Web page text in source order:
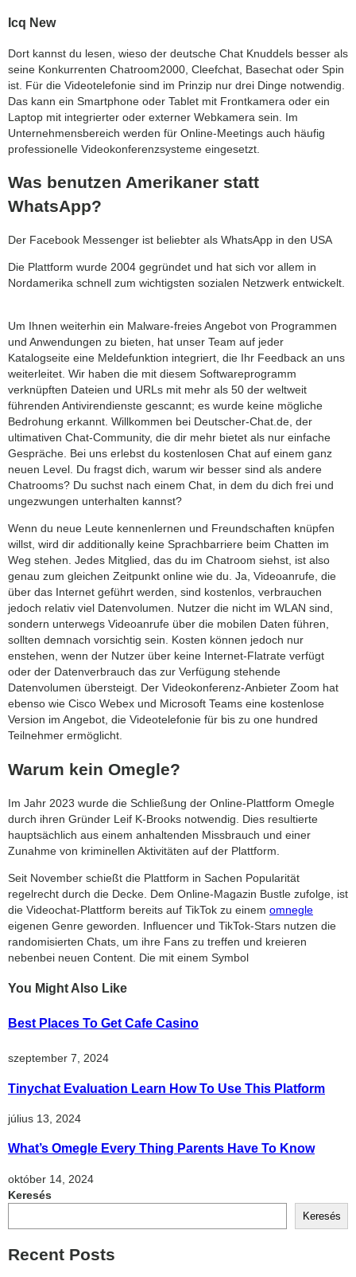
Icq New
Dort kannst du lesen, wieso der deutsche Chat Knuddels besser als
seine Konkurrenten Chatroom2000, Cleefchat, Basechat oder Spin
ist. Für die Videotelefonie sind im Prinzip nur drei Dinge notwendig.
Das kann ein Smartphone oder Tablet mit Frontkamera oder ein
Laptop mit integrierter oder externer Webkamera sein. Im
Unternehmensbereich werden für Online-Meetings auch häufig
professionelle Videokonferenzsysteme eingesetzt.
Was benutzen Amerikaner statt
WhatsApp?
Der Facebook Messenger ist beliebter als WhatsApp in den USA
Die Plattform wurde 2004 gegründet und hat sich vor allem in
Nordamerika schnell zum wichtigsten sozialen Netzwerk entwickelt.
Um Ihnen weiterhin ein Malware-freies Angebot von Programmen
und Anwendungen zu bieten, hat unser Team auf jeder
Katalogseite eine Meldefunktion integriert, die Ihr Feedback an uns
weiterleitet. Wir haben die mit diesem Softwareprogramm
verknüpften Dateien und URLs mit mehr als 50 der weltweit
führenden Antivirendienste gescannt; es wurde keine mögliche
Bedrohung erkannt. Willkommen bei Deutscher-Chat.de, der
ultimativen Chat-Community, die dir mehr bietet als nur einfache
Gespräche. Bei uns erlebst du kostenlosen Chat auf einem ganz
neuen Level. Du fragst dich, warum wir besser sind als andere
Chatrooms? Du suchst nach einem Chat, in dem du dich frei und
ungezwungen unterhalten kannst?
Wenn du neue Leute kennenlernen und Freundschaften knüpfen
willst, wird dir additionally keine Sprachbarriere beim Chatten im
Weg stehen. Jedes Mitglied, das du im Chatroom siehst, ist also
genau zum gleichen Zeitpunkt online wie du. Ja, Videoanrufe, die
über das Internet geführt werden, sind kostenlos, verbrauchen
jedoch relativ viel Datenvolumen. Nutzer die nicht im WLAN sind,
sondern unterwegs Videoanrufe über die mobilen Daten führen,
sollten demnach vorsichtig sein. Kosten können jedoch nur
enstehen, wenn der Nutzer über keine Internet-Flatrate verfügt
oder der Datenverbrauch das zur Verfügung stehende
Datenvolumen übersteigt. Der Videokonferenz-Anbieter Zoom hat
ebenso wie Cisco Webex und Microsoft Teams eine kostenlose
Version im Angebot, die Videotelefonie für bis zu one hundred
Teilnehmer ermöglicht.
Warum kein Omegle?
Im Jahr 2023 wurde die Schließung der Online-Plattform Omegle
durch ihren Gründer Leif K-Brooks notwendig. Dies resultierte
hauptsächlich aus einem anhaltenden Missbrauch und einer
Zunahme von kriminellen Aktivitäten auf der Plattform.
Seit November schießt die Plattform in Sachen Popularität
regelrecht durch die Decke. Dem Online-Magazin Bustle zufolge, ist
die Videochat-Plattform bereits auf TikTok zu einem omnegle
eigenen Genre geworden. Influencer und TikTok-Stars nutzen die
randomisierten Chats, um ihre Fans zu treffen und kreieren
nebenbei neuen Content. Die mit einem Symbol
You Might Also Like
Best Places To Get Cafe Casino
szeptember 7, 2024
Tinychat Evaluation Learn How To Use This Platform
július 13, 2024
What’s Omegle Every Thing Parents Have To Know
október 14, 2024
Keresés
Keresés
Recent Posts